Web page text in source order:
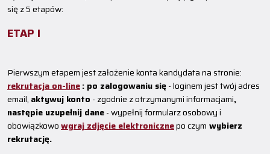
się z 5 etapów:
ETAP I
Pierwszym etapem jest założenie konta kandydata na stronie:
rekrutacja on-line: po zalogowaniu się- loginem jest twój adres
email, aktywuj konto - zgodnie z otrzymanymi informacjami,
następie uzupełnij dane- wypełnij formularz osobowy i
obowiązkowowgraj zdjęcie elektronicznepo czym wybierz
rekrutację.